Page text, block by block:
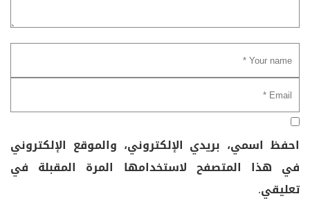
احفظ اسمي، بريدي الإلكتروني، والموقع الإلكتروني
في هذا المتصفح لاستخدامها المرة المقبلة في
تعليقي.